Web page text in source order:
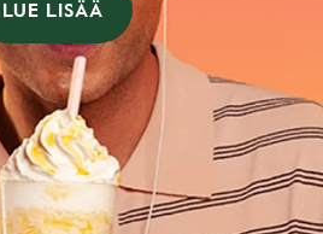
LUE LISÄÄ